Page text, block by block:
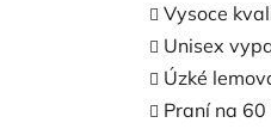
Vysoce
Unisex
Úzké
Praní na 60